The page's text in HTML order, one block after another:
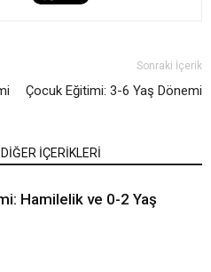
Sonraki İçerik
Çocuk Eğitimi: 3-6 Yaş Dönemi
İÇERİKLERİ
Hamilelik ve 0-2 Yaş